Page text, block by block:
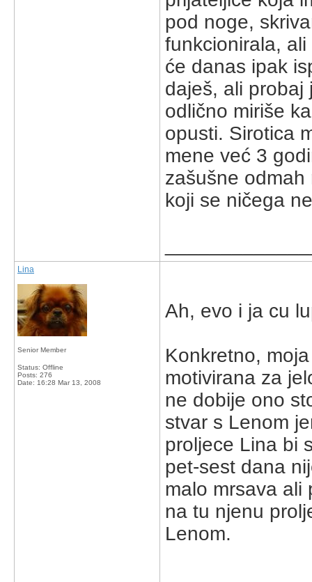
pod noge,
funkcionirala,
će danas ipak
daješ, ali probaj
odlično miriše
opusti. Sirotica
mene već 3
zašušne
koji se ničega
Lina
Senior Member
Status: Offline
Posts: 276
Date: 16:28 Mar 13, 2008
Ah, evo i ja cu
Konkretno,
motivirana za
ne dobije ono
stvar s Lenom
proljece Lina bi
pet-sest dana
malo mrsava ali
na tu njenu
Lenom.